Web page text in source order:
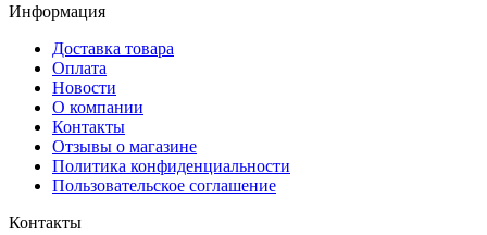
Информация
Доставка товара
Оплата
Новости
О компании
Контакты
Отзывы о магазине
Политика конфиденциальности
Пользовательское соглашение
Контакты